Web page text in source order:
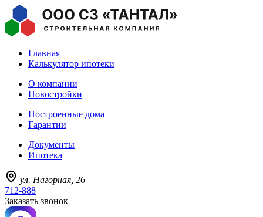
Главная
Калькулятор ипотеки
О компании
Новостройки
Построенные дома
Гарантии
Документы
Ипотека
ул. Нагорная, 26
712-888
Заказать звонок